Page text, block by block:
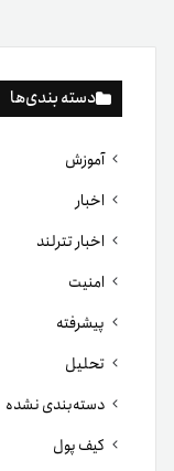
دسته بندی‌ها
آموزش
اخبار
اخبار تترلند
امنیت
پیشرفته
تحلیل
دسته‌بندی نشده
کیف پول